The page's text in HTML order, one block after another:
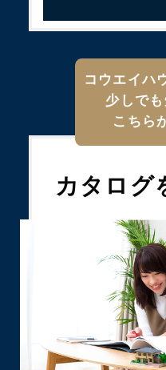
コウエイハ
少しで
こちら
カタログ